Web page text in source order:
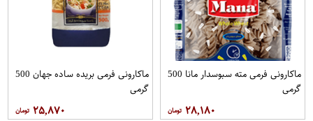
ماکارونی فرمی مته سبوسدار مانا 500
گرمی
۲۸,۱۸۰
ماکارونی فرمی بریده ساده جهان 500
گرمی
۲۵,۸۷۰